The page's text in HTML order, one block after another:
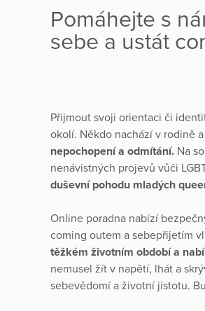
Pomáhejte s
sebe a ustát
Přijmout svoji orientaci či
okolí. Někdo nachází v rodině
nepochopení a odmítání. Na
nenávistných projevů vůči
duševní pohodu mladých
Online poradna nabízí
coming outem a sebepřijetím
těžkém životním období a
nemusel žít v napětí, lhát a
sebevědomí a životní jistotu.